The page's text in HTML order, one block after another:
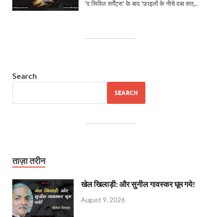
Search
SEARCH
ताज़ा तरीन
खेल खिलाड़ी: और सुनील गावस्कर घूम गये!
August 9, 2026